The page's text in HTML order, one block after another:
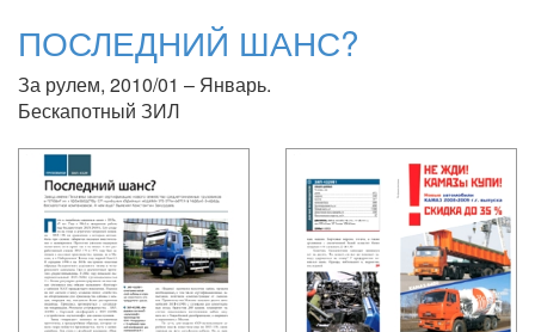
ПОСЛЕДНИЙ ШАНС?
За рулем, 2010/01 – Январь.
Бескапотный ЗИЛ